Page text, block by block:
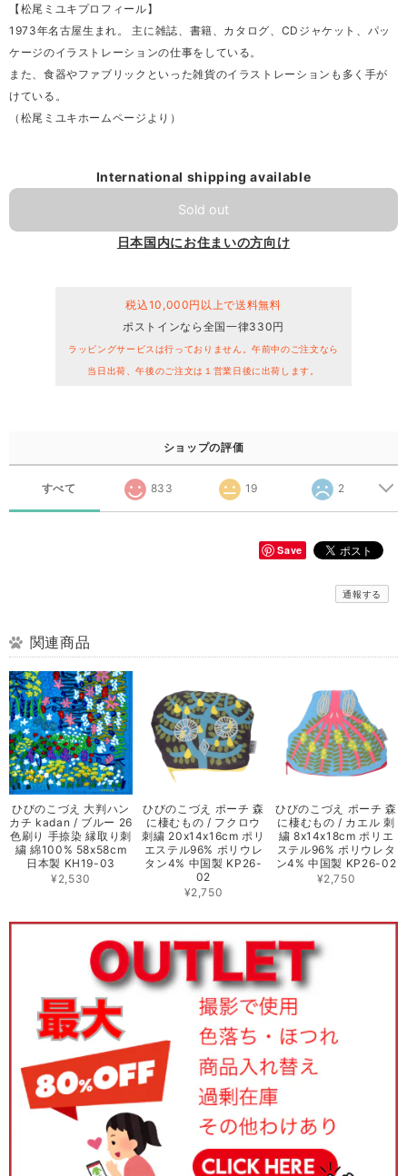
【松尾ミユキプロフィール】
1973年名古屋生まれ。 主に雑誌、書籍、カタログ、CDジャケット、パッ
ケージのイラストレーションの仕事をしている。
また、食器やファブリックといった雑貨のイラストレーションも多く手が
けている。
（松尾ミユキホームページより）
International shipping available
Sold out
日本国内にお住まいの方向け
税込10,000円以上で送料無料
ポストインなら全国一律330円
ラッピングサービスは行っておりません。午前中のご注文なら
当日出荷、午後のご注文は１営業日後に出荷します。
ショップの評価
すべて 833 19 2
Save
通報する
関連商品
ひびのこづえ 大判ハン
カチ kadan / ブルー 26
色刷り 手捺染 縁取り刺
繍 綿100% 58x58cm
日本製 KH19-03
¥2,530
ひびのこづえ ポーチ 森
に棲むもの / フクロウ
刺繍 20x14x16cm ポリ
エステル96% ポリウレ
タン4% 中国製 KP26-
02
¥2,750
ひびのこづえ ポーチ 森
に棲むもの / カエル 刺
繍 8x14x18cm ポリエ
ステル96% ポリウレタ
ン4% 中国製 KP26-02
¥2,750